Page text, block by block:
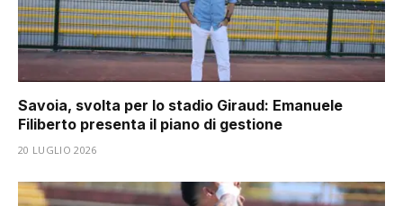
Savoia, svolta per lo stadio Giraud: Emanuele
Filiberto presenta il piano di gestione
20 LUGLIO 2026